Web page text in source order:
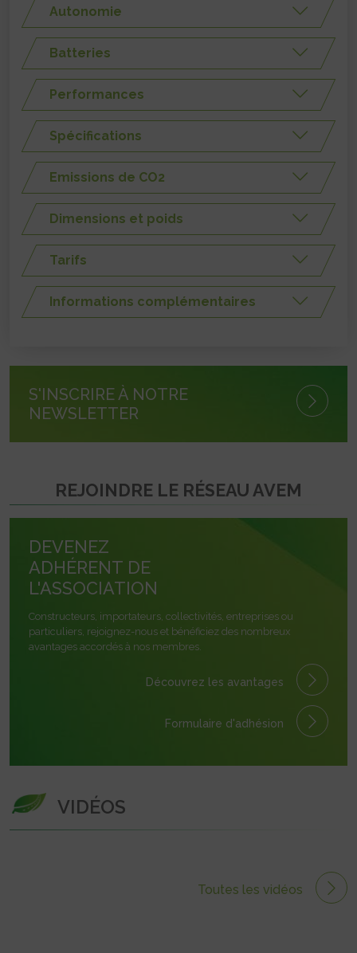
Autonomie
Batteries
Performances
Spécifications
Emissions de CO2
Dimensions et poids
Tarifs
Informations complémentaires
S'INSCRIRE À NOTRE
NEWSLETTER
REJOINDRE LE RÉSEAU AVEM
DEVENEZ
ADHÉRENT DE
L'ASSOCIATION
Constructeurs, importateurs, collectivités, entreprises ou
particuliers, rejoignez-nous et bénéficiez des nombreux
avantages accordés à nos membres.
Découvrez les avantages
Formulaire d'adhésion
VIDÉOS
Toutes les vidéos